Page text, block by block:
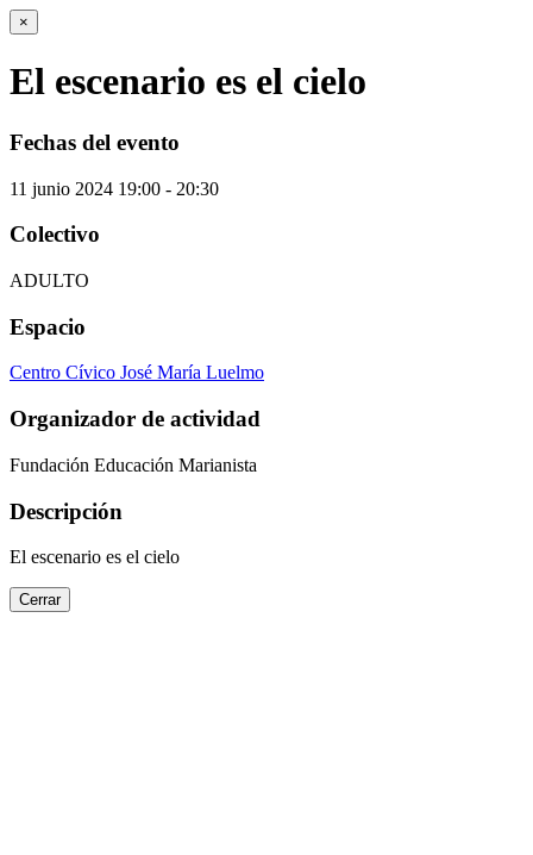
×
El escenario es el cielo
Fechas del evento
11 junio 2024 19:00 - 20:30
Colectivo
ADULTO
Espacio
Centro Cívico José María Luelmo
Organizador de actividad
Fundación Educación Marianista
Descripción
El escenario es el cielo
Cerrar